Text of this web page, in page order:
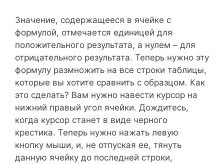
Значение, содержащееся в ячейке с
формулой, отмечается единицей для
положительного результата, а нулем – для
отрицательного результата. Теперь нужно эту
формулу размножить на все строки таблицы,
которые вы хотите сравнить с образцом. Как
это сделать? Вам нужно навести курсор на
нижний правый угол ячейки. Дождитесь,
когда курсор станет в виде черного
крестика. Теперь нужно нажать левую
кнопку мыши, и, не отпуская ее, тянуть
данную ячейку до последней строки,